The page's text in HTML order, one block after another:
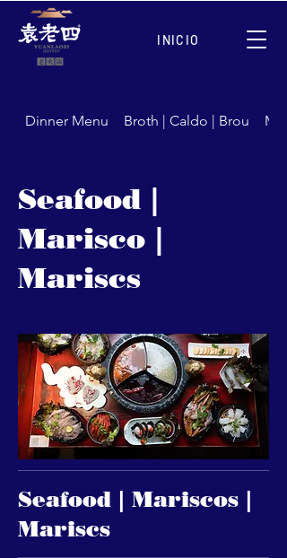
INICIO
Dinner Menu Broth | Caldo | Brou
Seafood |
Marisco |
Mariscs
Seafood | Mariscos |
Mariscs